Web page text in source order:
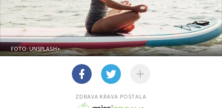
FOTO: UNSPLASH+
ZDRAVA KRAVA POSTALA